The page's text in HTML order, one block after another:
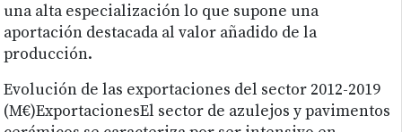
una alta especialización lo que supone una
aportación destacada al valor añadido de la
producción.
Evolución de las exportaciones del sector 2012-2019
(M€)ExportacionesEl sector de azulejos y pavimentos